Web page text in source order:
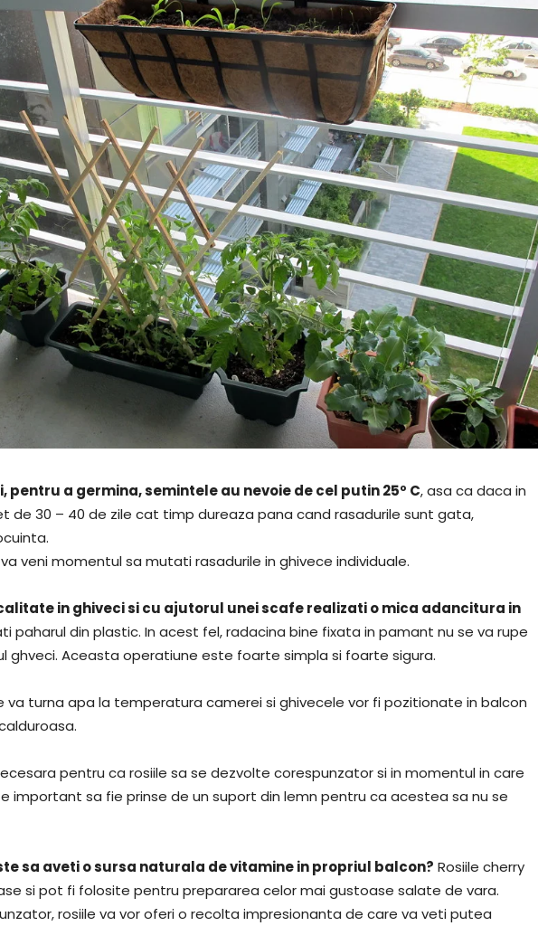
a germina, semintele au nevoie de cel putin 25º C, asa ca daca in
de 30 – 40 de zile cat timp dureaza pana cand rasadurile sunt gata,
veni momentul sa mutati rasadurile in ghivece individuale.
in ghiveci si cu ajutorul unei scafe realizati o mica adancitura in
paharul din plastic. In acest fel, radacina bine fixata in pamant nu se va rupe
ghveci. Aceasta operatiune este foarte simpla si foarte sigura.
va turna apa la temperatura camerei si ghivecele vor fi pozitionate in balcon
pentru ca rosiile sa se dezvolte corespunzator si in momentul in care
important sa fie prinse de un suport din lemn pentru ca acestea sa nu se
sa aveti o sursa naturala de vitamine in propriul balcon? Rosiile cherry
si pot fi folosite pentru prepararea celor mai gustoase salate de vara.
rosiile va vor oferi o recolta impresionanta de care va veti putea